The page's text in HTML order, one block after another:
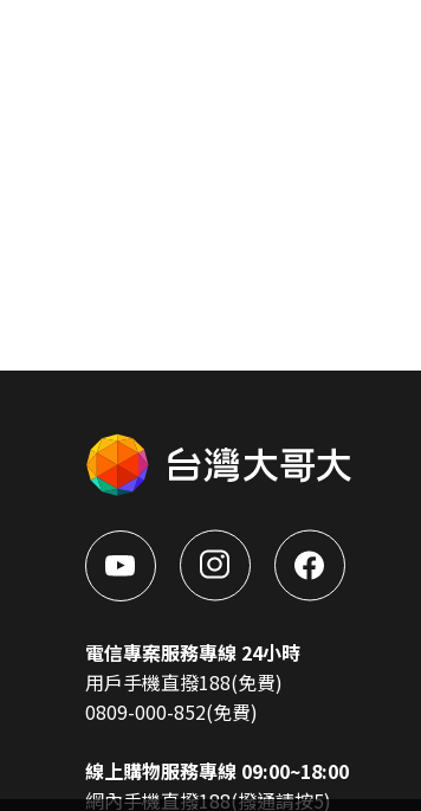
電信專案服務專線 24小時
用戶手機直撥188(免費)
0809-000-852(免費)
線上購物服務專線 09:00~18:00
網內手機直撥188(撥通請按5)